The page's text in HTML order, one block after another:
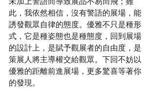
此，我依然相信，沒有警語的展場，能
誘發觀眾自律的態度。優雅不只是種形
式，它是種姿態也是種態度，回到展場
的設計上，是賦予觀展者的自由度，是
策展人將主導權交給觀眾。下回不妨以
優雅的距離前進展場，更多驚喜等著你
的發現。